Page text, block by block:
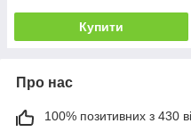
Купити
Про нас
100% позитивних з 430